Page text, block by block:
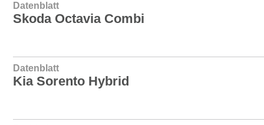
Datenblatt
Skoda Octavia Combi
Datenblatt
Kia Sorento Hybrid